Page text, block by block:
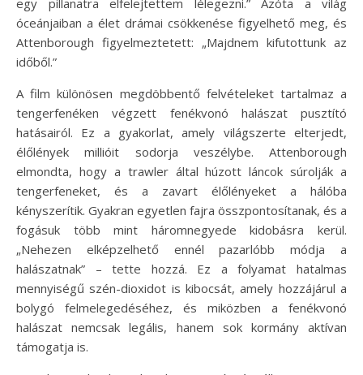
óceánjaiban a élet drámai csökkenése figyelhető meg, és
Attenborough figyelmeztetett: „Majdnem kifutottunk az
időből.”
A film különösen megdöbbentő felvételeket tartalmaz a
tengerfenéken végzett fenékvonó halászat pusztító
hatásairól. Ez a gyakorlat, amely világszerte elterjedt,
élőlények millióit sodorja veszélybe. Attenborough
elmondta, hogy a trawler által húzott láncok súrolják a
tengerfeneket, és a zavart élőlényeket a hálóba
kényszerítik. Gyakran egyetlen fajra összpontosítanak, és a
fogásuk több mint háromnegyede kidobásra kerül.
„Nehezen elképzelhető ennél pazarlóbb módja a
halászatnak” – tette hozzá. Ez a folyamat hatalmas
mennyiségű szén-dioxidot is kibocsát, amely hozzájárul a
bolygó felmelegedéséhez, és miközben a fenékvonó
halászat nemcsak legális, hanem sok kormány aktívan
támogatja is.